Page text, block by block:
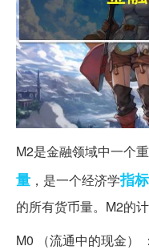
M2是金融领域中一个
量 ，是一个经济学指标
的所有货币量。M2的
M0 （流通中的现金）